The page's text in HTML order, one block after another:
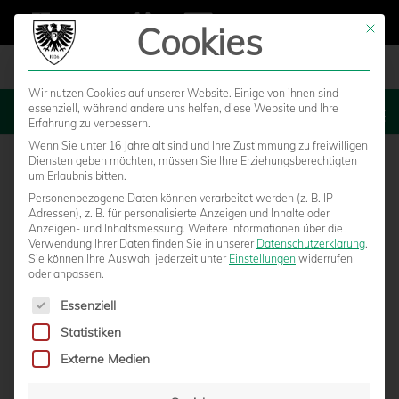
MENU
KEIN SIEGER BEIM OSNABRÜCK-SPIEL,
Mit
Cookies
Wir nutzen Cookies auf unserer Website. Einige von ihnen sind
essenziell, während andere uns helfen, diese Website und Ihre
Erfahrung zu verbessern.
Wenn Sie unter 16 Jahre alt sind und Ihre Zustimmung zu freiwilligen
Diensten geben möchten, müssen Sie Ihre Erziehungsberechtigten
um Erlaubnis bitten.
Personenbezogene Daten können verarbeitet werden (z. B. IP-
Adressen), z. B. für personalisierte Anzeigen und Inhalte oder
Anzeigen- und Inhaltsmessung. Weitere Informationen über die
Verwendung Ihrer Daten finden Sie in unserer Datenschutzerklärung.
Sie können Ihre Auswahl jederzeit unter Einstellungen widerrufen
oder anpassen.
Es folgt eine Liste der Service-Gruppen, für die eine
Essenziell
Statistiken
Externe Medien